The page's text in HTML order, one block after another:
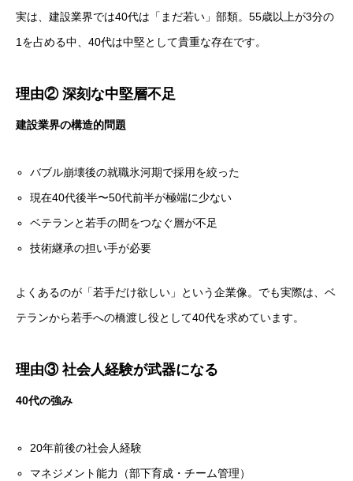
実は、建設業界では40代は「まだ若い」部類。55歳以上が3分の
1を占める中、40代は中堅として貴重な存在です。
理由② 深刻な中堅層不足
建設業界の構造的問題
バブル崩壊後の就職氷河期で採用を絞った
現在40代後半〜50代前半が極端に少ない
ベテランと若手の間をつなぐ層が不足
技術継承の担い手が必要
よくあるのが「若手だけ欲しい」という企業像。でも実際は、ベ
テランから若手への橋渡し役として40代を求めています。
理由③ 社会人経験が武器になる
40代の強み
20年前後の社会人経験
マネジメント能力（部下育成・チーム管理）